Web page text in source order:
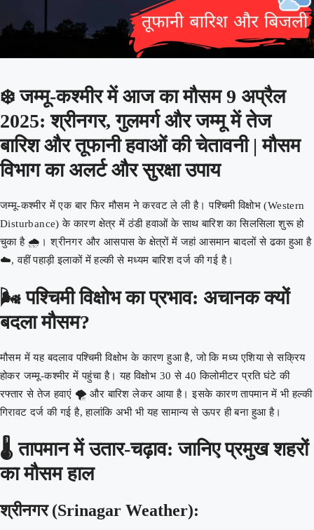
❄️जम्मू-कश्मीर में आज का मौसम 9 अप्रैल
2025: श्रीनगर, गुलमर्ग और जम्मू में तेज
बारिश और तूफानी हवाओं की चेतावनी | मौसम
विभाग का अलर्ट और सुरक्षा उपाय
जम्मू-कश्मीर में एक बार फिर मौसम ने करवट ले ली है। पश्चिमी विक्षोभ (Western
Disturbance) के कारण क्षेत्र में ठंडी हवाओं के साथ बारिश का सिलसिला शुरू हो
चुका है 🌧️। श्रीनगर और आसपास के क्षेत्रों में जहां आसमान बादलों से ढका हुआ है
☁️, वहीं पहाड़ी इलाकों में हल्की से मध्यम बारिश दर्ज की गई है।
🌬️ पश्चिमी विक्षोभ का प्रभाव: अचानक क्यों
बदला मौसम?
मौसम में यह बदलाव पश्चिमी विक्षोभ के कारण हुआ है, जो कि मध्य एशिया से सक्रिय
होकर जम्मू-कश्मीर में पहुंचा है। यह विक्षोभ 30 से 40 किलोमीटर प्रति घंटे की
रफ्तार से तेज हवाएं 🌪️ और बारिश लेकर आया है। इसके कारण तापमान में भी हल्की
गिरावट दर्ज की गई है, हालांकि अभी भी यह सामान्य से ऊपर ही बना हुआ है।
🌡️ तापमान में उतार-चढ़ाव: जानिए प्रमुख शहरों
का मौसम हाल
श्रीनगर (Srinagar Weather):